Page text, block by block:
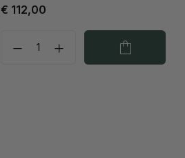
€ 112,00